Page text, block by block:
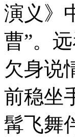
演义》
曹”。
欠身说
前稳坐
髯飞舞